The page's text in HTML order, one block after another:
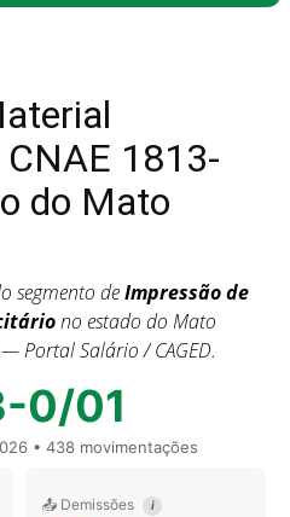
1813-
do Mato
segmento deImpressão de
no estado do Mato
— Portal Salário / CAGED.
0/01
• 438 movimentações
📤 Demissões i